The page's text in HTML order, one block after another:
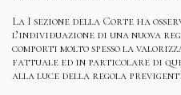
La I sezione della Corte ha
l’individuazione di una nuova
comporti molto spesso la
fattuale ed in particolare di
alla luce della regola